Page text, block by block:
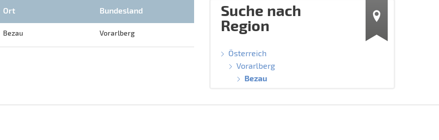
Ort Bundesland
Bezau Vorarlberg
Suche nach
Region
Österreich
Vorarlberg
Bezau